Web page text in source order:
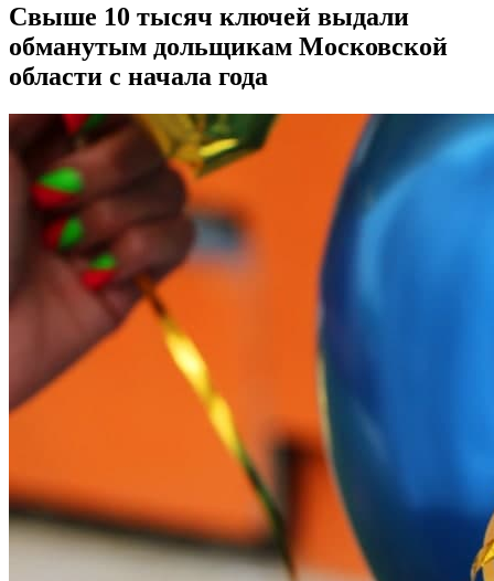
Свыше 10 тысяч ключей выдали
обманутым дольщикам Московской
области с начала года